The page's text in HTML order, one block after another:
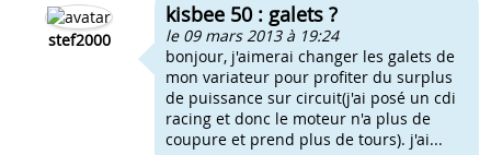
stef2000
kisbee 50 : galets ?
le 09 mars 2013 à 19:24
bonjour, j'aimerai changer les galets de
mon variateur pour profiter du surplus
de puissance sur circuit(j'ai posé un cdi
racing et donc le moteur n'a plus de
coupure et prend plus de tours). j'ai...